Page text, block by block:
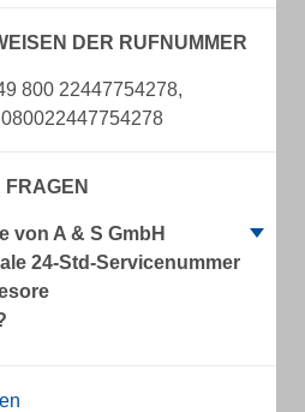
DER RUFNUMMER
800 22447754278,
FRAGEN
von A & S GmbH
24-Std-Servicenummer